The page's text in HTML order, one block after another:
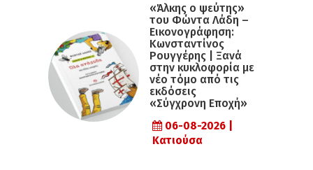
«Άλκης ο ψεύτης»
του Φώντα Λάδη –
Εικονογράφηση:
Κωνσταντίνος
Ρουγγέρης | Ξανά
στην κυκλοφορία με
νέο τόμο από τις
εκδόσεις
«Σύγχρονη Εποχή»
06-08-2026 |
Κατιούσα